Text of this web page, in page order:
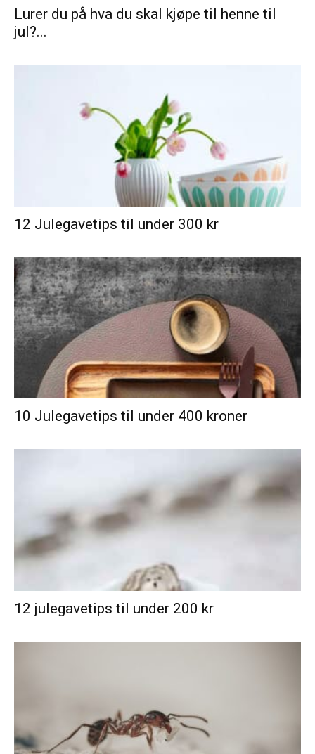
Lurer du på hva du skal kjøpe til henne til
jul?...
12 Julegavetips til under 300 kr
10 Julegavetips til under 400 kroner
12 julegavetips til under 200 kr